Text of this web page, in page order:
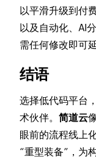
以平滑升级到付
以及自动化、AI
需任何修改即可
结语
选择低代码平台
术伙伴。简道云
眼前的流程线上
“重型装备”，为